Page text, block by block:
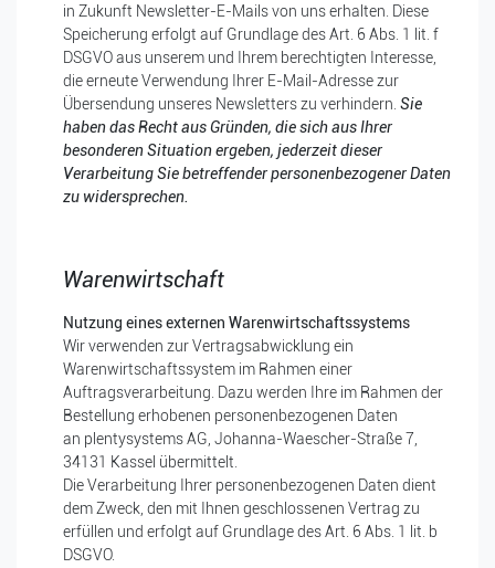
in Zukunft Newsletter-E-Mails von uns erhalten. Diese
Speicherung erfolgt auf Grundlage des Art. 6 Abs. 1 lit. f
DSGVO aus unserem und Ihrem berechtigten Interesse,
die erneute Verwendung Ihrer E-Mail-Adresse zur
Übersendung unseres Newsletters zu verhindern. Sie
haben das Recht aus Gründen, die sich aus Ihrer
besonderen Situation ergeben, jederzeit dieser
Verarbeitung Sie betreffender personenbezogener Daten
zu widersprechen.
Warenwirtschaft
Nutzung eines externen Warenwirtschaftssystems
Wir verwenden zur Vertragsabwicklung ein
Warenwirtschaftssystem im Rahmen einer
Auftragsverarbeitung. Dazu werden Ihre im Rahmen der
Bestellung erhobenen personenbezogenen Daten
an plentysystems AG, Johanna-Waescher-Straße 7,
34131 Kassel übermittelt.
Die Verarbeitung Ihrer personenbezogenen Daten dient
dem Zweck, den mit Ihnen geschlossenen Vertrag zu
erfüllen und erfolgt auf Grundlage des Art. 6 Abs. 1 lit. b
DSGVO.